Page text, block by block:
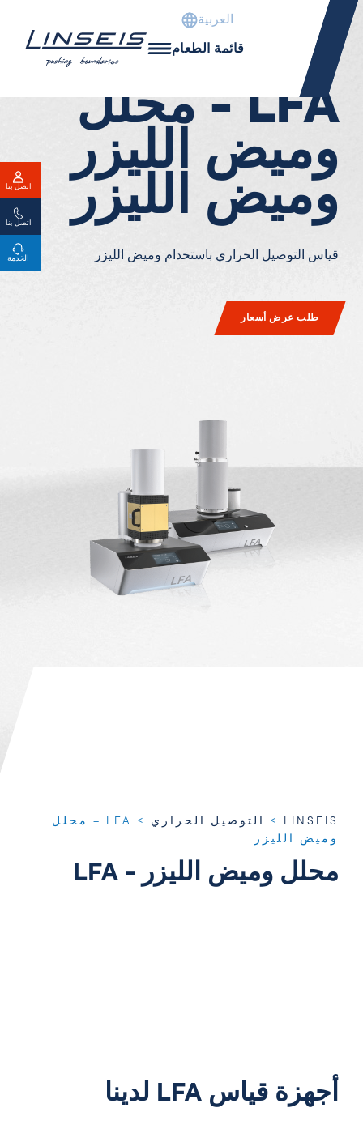
العربية
قائمة الطعام
التوصيل الحراري
LFA - محلل
وميض الليزر
وميض الليزر
قياس التوصيل الحراري باستخدام وميض الليزر
طلب عرض أسعار
LINSEIS
> التوصيل الحراري >
LFA – محلل
وميض الليزر
محلل وميض الليزر - LFA
أجهزة قياس LFA لدينا
اتصل بنا
اتصل بنا
الخدمة